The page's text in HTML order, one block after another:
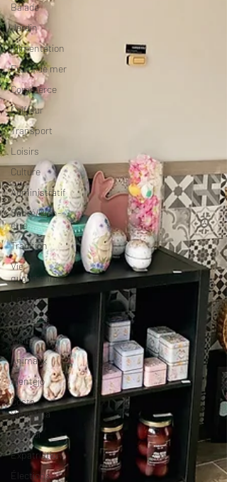
Balade
Jardin
Alimentation
Fruits de mer
Commerce
Coiffeur
Transport
Loisirs
Culture
Administratif
Santé/Bien-
être
Tradition
Vie
quotidienne
Lecture
Tourisme
Visite
Animaux
Alentejo
Costa
Vicentina
Emploi
Expatriation
Élections